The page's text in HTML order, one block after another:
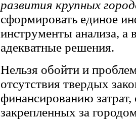
развития крупных
сформировать единое
инструменты анализа, а
адекватные решения.
Нельзя обойти и
отсутствия твердых
финансированию
закрепленных за